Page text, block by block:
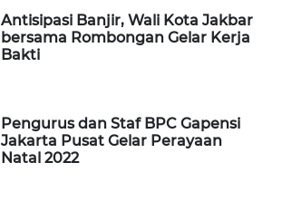
Antisipasi Banjir, Wali Kota Jakbar
bersama Rombongan Gelar Kerja
Bakti
Pengurus dan Staf BPC Gapensi
Jakarta Pusat Gelar Perayaan
Natal 2022